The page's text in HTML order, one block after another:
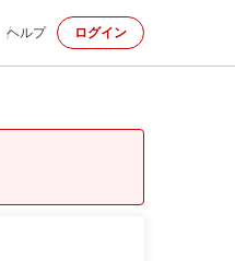
ヘルプ ログイン